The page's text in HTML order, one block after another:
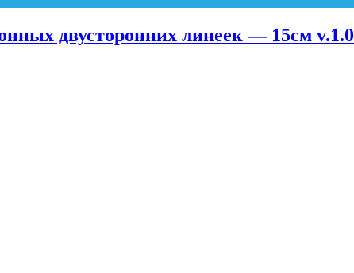
двусторонних линеек — 15см v.1.0